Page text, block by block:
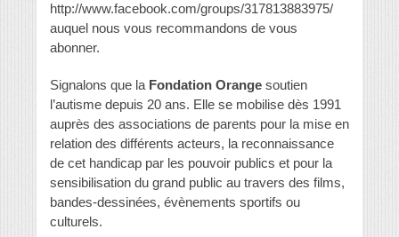
http://www.facebook.com/groups/317813883975/
auquel nous vous recommandons de vous
abonner.
Signalons que la Fondation Orange soutien
l’autisme depuis 20 ans. Elle se mobilise dès 1991
auprès des associations de parents pour la mise en
relation des différents acteurs, la reconnaissance
de cet handicap par les pouvoir publics et pour la
sensibilisation du grand public au travers des films,
bandes-dessinées, évènements sportifs ou
culturels.